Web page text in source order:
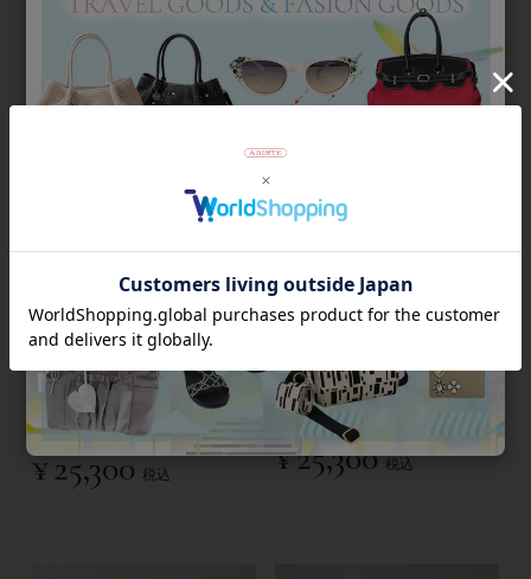
ップシャイニースニーカー
19,800 税込
税込
2BUY10％OFF
牛革レザーシャイニーモカシン
¥25,300 税込
ショート丈ビジューニットブー
ツ
¥25,300 税込